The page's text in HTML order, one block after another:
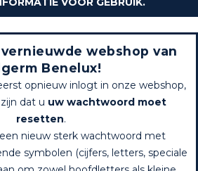
webshop van
Benelux!
opnieuw inlogt in onze webshop,
dat u uw wachtwoord moet
resetten.
nieuw sterk wachtwoord met
symbolen (cijfers, letters, speciale